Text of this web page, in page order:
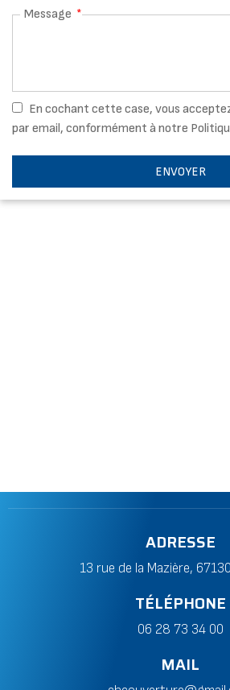
Message
En cochant cette case, vous
par email, conformément à notre
ENVOYER
ADRESSE
13 rue de la Mazière,
TÉLÉPHONE
06 28 73 34 00
MAIL